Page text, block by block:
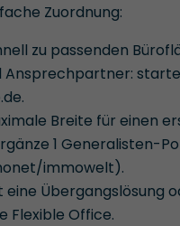
Zuordnung:
zu passenden
Ansprechpartner:
Breite für einen
1 Generalisten-
immowelt).
eine Übergangslösung
Flexible Office.